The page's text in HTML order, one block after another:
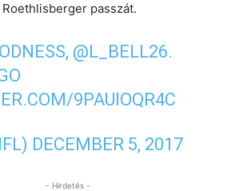
passzát.
@L_BELL26.
9PAUIOQR4C
DECEMBER 5, 2017
- Hirdetés -